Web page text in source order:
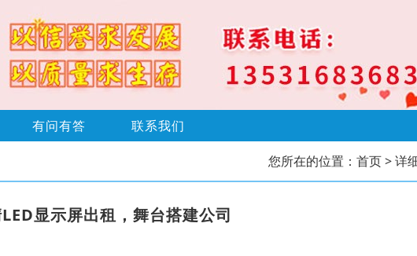
有问有答 联系我们
您所在的位置： 首页> 详
显示屏出租，舞台搭建公司